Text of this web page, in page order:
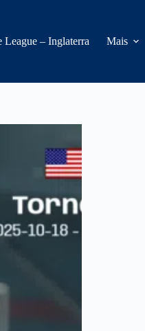
League – Inglaterra Mais